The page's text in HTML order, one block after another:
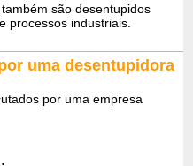
são desentupidos
processos industriais.
uma desentupidora
por uma empresa